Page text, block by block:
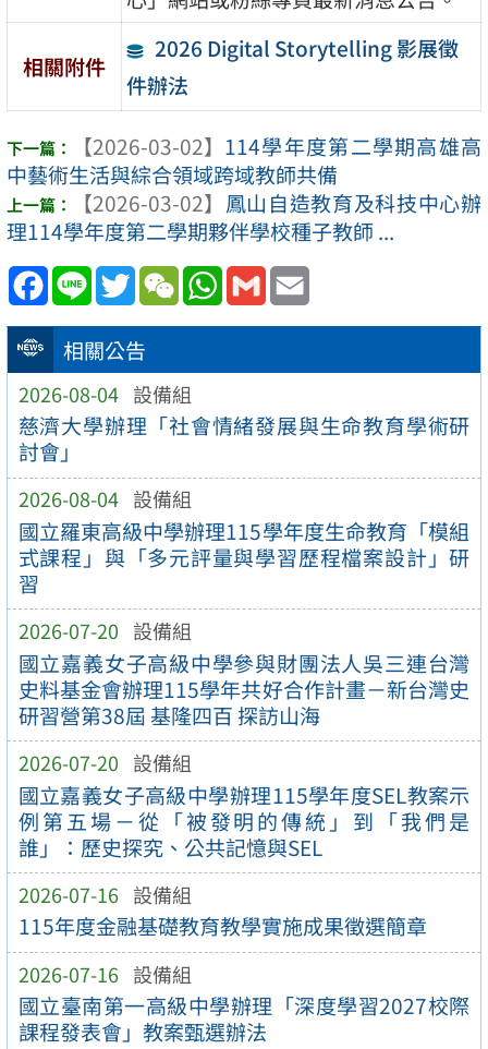
相關公告
2026-08-04 設備組
慈濟大學辦理「社會情緒發展與生命教育學術研
討會」
2026-08-04 設備組
國立羅東高級中學辦理115學年度生命教育「模組
式課程」與「多元評量與學習歷程檔案設計」研
習
2026-07-20 設備組
國立嘉義女子高級中學參與財團法人吳三連台灣
史料基金會辦理115學年共好合作計畫－新台灣史
研習營第38屆 基隆四百 探訪山海
2026-07-20 設備組
國立嘉義女子高級中學辦理115學年度SEL教案示
例第五場－從「被發明的傳統」到「我們是
誰」：歷史探究、公共記憶與SEL
2026-07-16 設備組
115年度金融基礎教育教學實施成果徵選簡章
2026-07-16 設備組
國立臺南第一高級中學辦理「深度學習2027校際
課程發表會」教案甄選辦法
相關附件
2026 Digital Storytelling 影展徵
件辦法
【2026-03-02】 114學年度第二學期高雄高
中藝術生活與綜合領域跨域教師共備
【2026-03-02】 鳳山自造教育及科技中心辦
理114學年度第二學期夥伴學校種子教師 ...
Facebook
Line TwitterWeChatWhatsApp
Gmail